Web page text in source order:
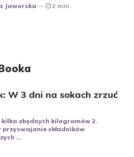
Jaworska 2 min.
W 3 dni na sokach zrzuć
kilka zbędnych kilogramów 2.
przyswajanie składników
...